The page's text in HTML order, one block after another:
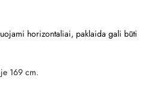
horizontaliai, paklaida gali būti
169 cm.